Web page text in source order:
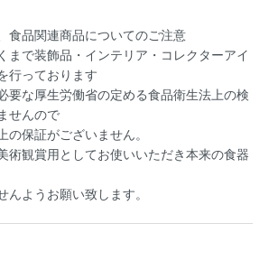
食品関連商品についてのご注意
まで装飾品・インテリア・コレクターアイ
行っております
要な厚生労働省の定める食品衛生法上の検
せんので
の保証がございません。
術観賞用としてお使いいただき本来の食器
んようお願い致します。